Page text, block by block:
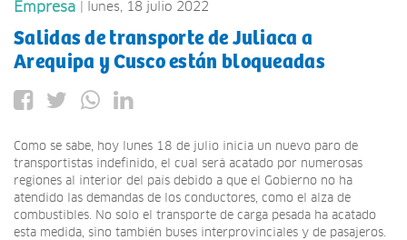
Empresa | lunes, 18 julio 2022
Salidas de transporte de Juliaca a
Arequipa y Cusco están bloqueadas
Como se sabe, hoy lunes 18 de julio inicia un nuevo paro de
transportistas indefinido, el cual será acatado por numerosas
regiones al interior del país debido a que el Gobierno no ha
atendido las demandas de los conductores, como el alza de
combustibles. No solo el transporte de carga pesada ha acatado
esta medida, sino también buses interprovinciales y de pasajeros.